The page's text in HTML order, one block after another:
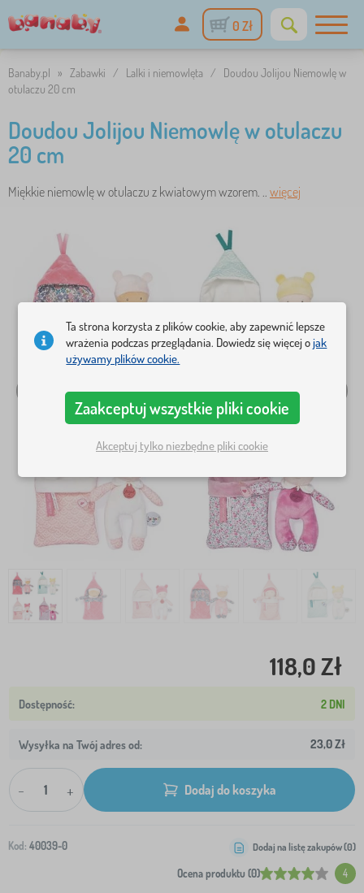
0 Zł
Banaby.pl » Zabawki / Lalki i niemowlęta /
Doudou Jolijou Niemowlę w
otulaczu 20 cm
Doudou Jolijou Niemowlę w otulaczu
20 cm
Miękkie niemowlę w otulaczu z kwiatowym wzorem. .. więcej
118,0 Zł
2 DNI
Wysyłka na Twój adres od: 23,0 Zł
- + Dodaj do koszyka
Kod: 40039-0
Ocena produktu (0) 4
Dodaj na listę zakupów (0)
Ta strona korzysta z plików cookie, aby zapewnić lepsze
wrażenia podczas przeglądania. Dowiedz się więcej ojak
używamy plików cookie.
Zaakceptuj wszystkie pliki cookie
Akceptuj tylko niezbędne pliki cookie